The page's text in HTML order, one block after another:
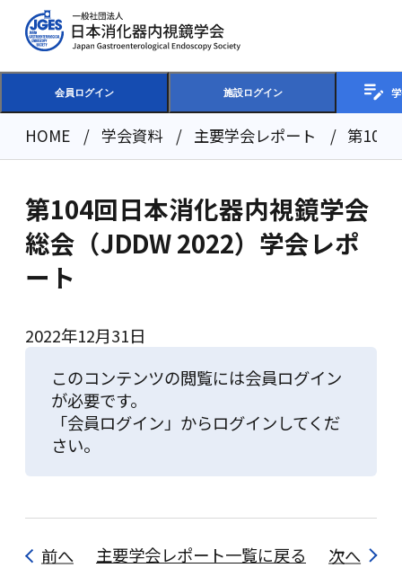
会員ログイン 施設ログイン
HOME 学会資料 主要学会レポート 第104
2022年12月31日
第104回日本消化器内視鏡学会
総会（JDDW 2022）学会レポ
ート
このコンテンツの閲覧には会員ログイン
が必要です。
「会員ログイン」からログインしてくだ
さい。
前へ 主要学会レポート一覧に戻る 次へ